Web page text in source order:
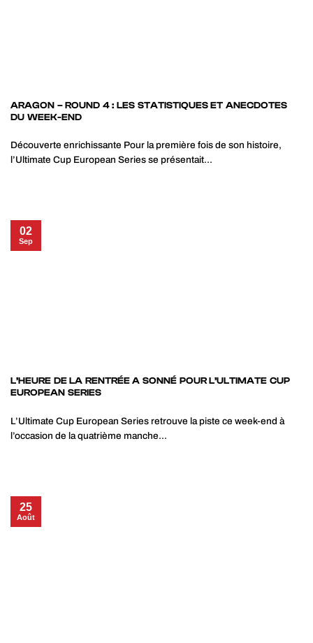
ARAGON – ROUND 4 : LES STATISTIQUES ET ANECDOTES
DU WEEK-END
Découverte enrichissante Pour la première fois de son histoire,
l’Ultimate Cup European Series se présentait...
L’HEURE DE LA RENTRÉE A SONNÉ POUR L’ULTIMATE CUP
EUROPEAN SERIES
L’Ultimate Cup European Series retrouve la piste ce week-end à
l’occasion de la quatrième manche...
02
Sep
25
Août